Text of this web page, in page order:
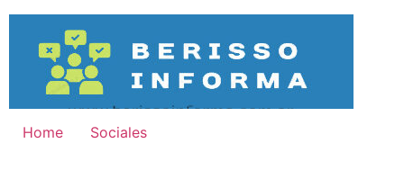
contenido
Home Sociales